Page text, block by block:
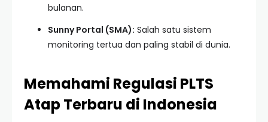
bulanan.
Sunny Portal (SMA): Salah satu sistem
monitoring tertua dan paling stabil di dunia.
Memahami Regulasi PLTS
Atap Terbaru di Indonesia